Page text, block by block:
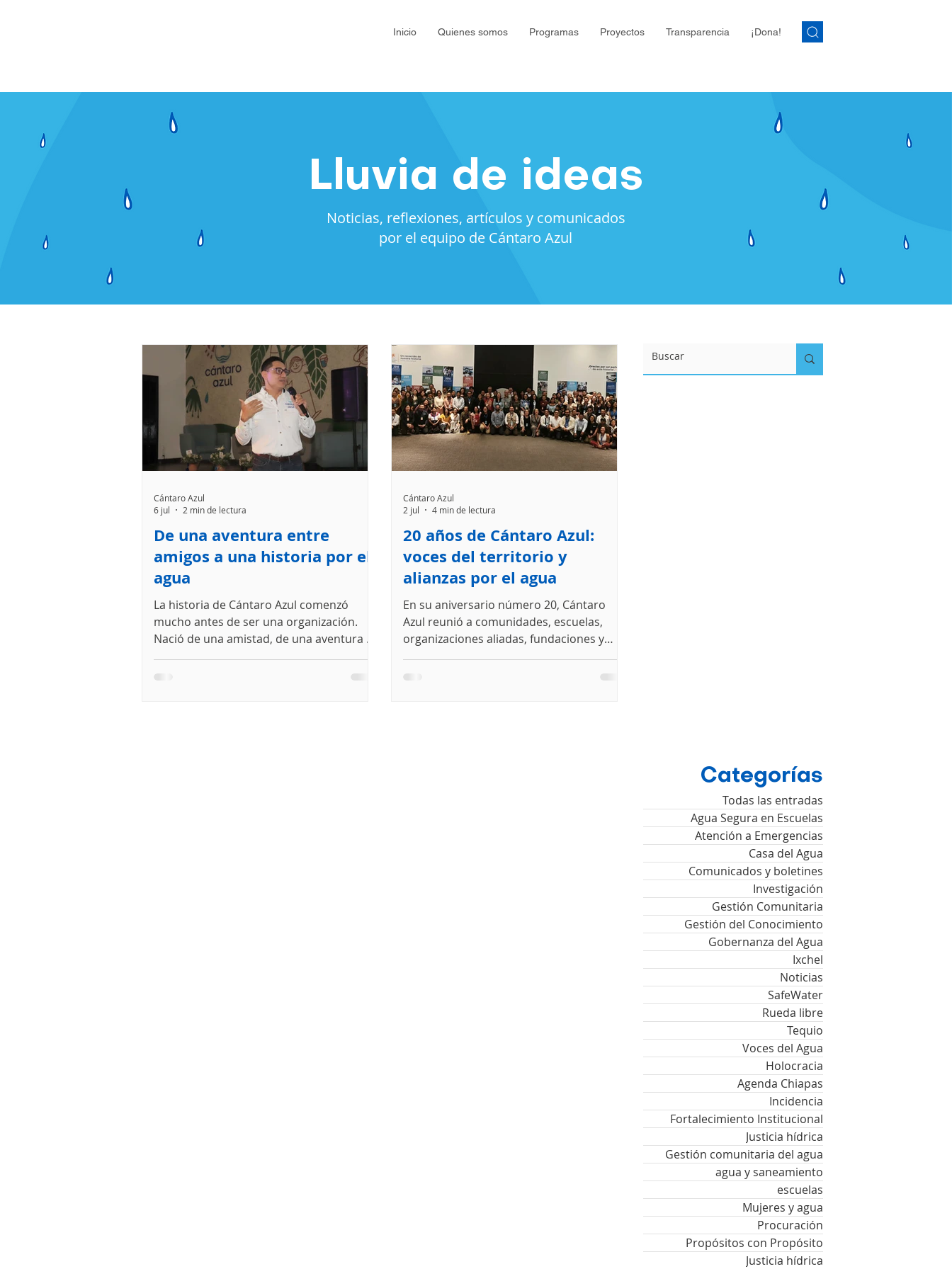
Inicio Quienes somos Programas Proyectos Transparencia ¡Dona!
Lluvia de ideas
Noticias, reflexiones, artículos y comunicados
por el equipo de Cántaro Azul
De una aventura entre
amigos a una historia por el
agua
La historia de Cántaro Azul comenzó
mucho antes de ser una organización.
Nació de una amistad, de una aventura y
de muchas preguntas sobre el agua, la
salud y la vida digna.
Cántaro Azul
6 jul
2 min de lectura
20 años de Cántaro Azul:
voces del territorio y
alianzas por el agua
En su aniversario número 20, Cántaro
Azul reunió a comunidades, escuelas,
organizaciones aliadas, fundaciones y
academia para escuchar voces del
territorio y reafirmar una convicción: la
Cántaro Azul
2 jul
4 min de lectura
Categorías
Todas las entradas
Agua Segura en Escuelas
Atención a Emergencias
Casa del Agua
Comunicados y boletines
Investigación
Gestión Comunitaria
Gestión del Conocimiento
Gobernanza del Agua
Ixchel
Noticias
SafeWater
Rueda libre
Tequio
Voces del Agua
Holocracia
Agenda Chiapas
Incidencia
Fortalecimiento Institucional
Justicia hídrica
Gestión comunitaria del agua
agua y saneamiento
escuelas
Mujeres y agua
Procuración
Propósitos con Propósito
Justicia hídrica